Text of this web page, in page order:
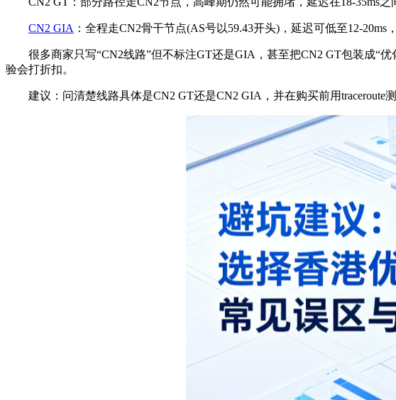
CN2 GIA ：全程走CN2骨干节点(AS号以59.43开头)，延迟可低至12-20ms
很多商家只写“CN2线路”但不标注GT还是GIA，甚至把CN2 GT包装成“优
验会打折扣。
建议：问清楚线路具体是CN2 GT还是CN2 GIA，并在购买前用traceroute测